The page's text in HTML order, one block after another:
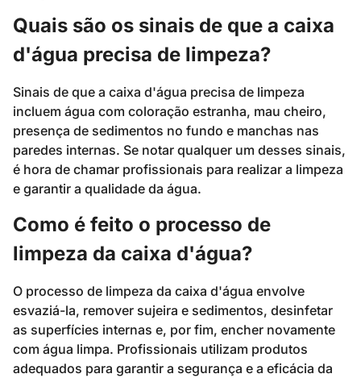
Quais são os sinais de que a caixa
d'água precisa de limpeza?
Sinais de que a caixa d'água precisa de limpeza
incluem água com coloração estranha, mau cheiro,
presença de sedimentos no fundo e manchas nas
paredes internas. Se notar qualquer um desses sinais,
é hora de chamar profissionais para realizar a limpeza
e garantir a qualidade da água.
Como é feito o processo de
limpeza da caixa d'água?
O processo de limpeza da caixa d'água envolve
esvaziá-la, remover sujeira e sedimentos, desinfetar
as superfícies internas e, por fim, encher novamente
com água limpa. Profissionais utilizam produtos
adequados para garantir a segurança e a eficácia da